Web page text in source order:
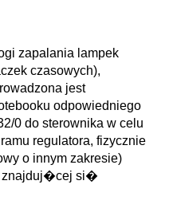
zapalania lampek
czasowych),
jest
odpowiedniego
0 do sterownika w celu
regulatora, fizycznie
o innym zakresie)
znajduj�cej si�